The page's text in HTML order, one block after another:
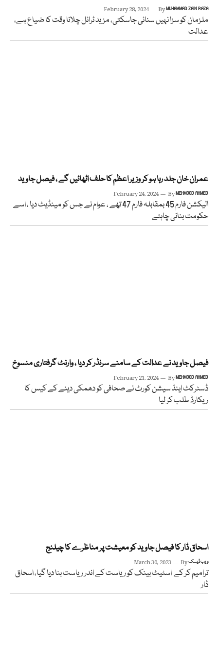
February 28, 2024 ByMUHAMMAD ZAIN RAZA
ملزمان کو سزا نہیں سنائی جاسکتی، مزید ٹرائل چلانا وقت کا ضیاع ہے،
عدالت
عمران خان جلد رہا ہو کر وزیر اعظم کا حلف اٹھائیں گے ، فیصل جاوید
February 24, 2024 ByMEHMOOD AHMED
الیکشن فارم 45 بمقابلہ فارم 47 تھے ، عوام نے جس کو مینڈیٹ دیا ، اسے
حکومت بنانی چاہئے
فیصل جاوید نے عدالت کے سامنے سرنڈر کر دیا ، وارنٹ گرفتاری منسوخ
February 21, 2024 ByMEHMOOD AHMED
ڈسٹرکٹ اینڈ سیشن کورٹ نے صحافی کو دھمکی دینے کے کیس کا
ریکارڈ طلب کر لیا
اسحاق ڈار کا فیصل جاوید کو معیشت پر مناظرے کا چیلنج
March 30, 2023 Byویب ڈیسک
ترامیم کر کے اسٹیٹ بینک کو ریاست کے اندر ریاست بنا دیا گیا، اسحاق
ڈار